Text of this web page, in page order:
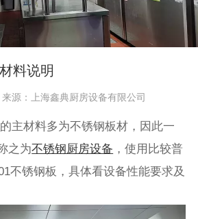
料说明
来源：上海鑫典厨房设备有限公司
的主材料多为不锈钢板材，因此一
之为不锈钢厨房设备 ，使用比较普
不锈钢板，具体看设备性能要求及